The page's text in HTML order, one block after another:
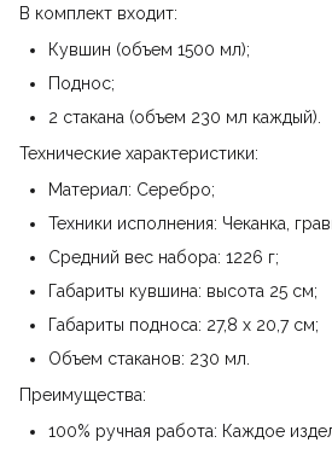
В комплект входит:
Кувшин (объем 1500 мл);
Поднос;
2 стакана (объем 230 мл каждый).
Технические характеристики:
Материал: Серебро;
Техники исполнения: Чеканка,
Средний вес набора: 1226 г;
Габариты кувшина: высота 25 см;
Габариты подноса: 27,8 х 20,7 см;
Объем стаканов: 230 мл.
Преимущества:
100% ручная работа: Каждое